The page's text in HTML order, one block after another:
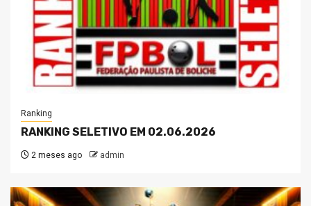
Ranking
RANKING SELETIVO EM 02.06.2026
2 meses ago admin